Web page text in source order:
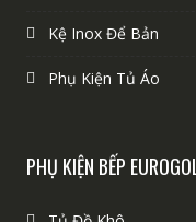
Kệ Inox Để Bản
Phụ Kiện Tủ Áo
PHỤ KIỆN BẾP